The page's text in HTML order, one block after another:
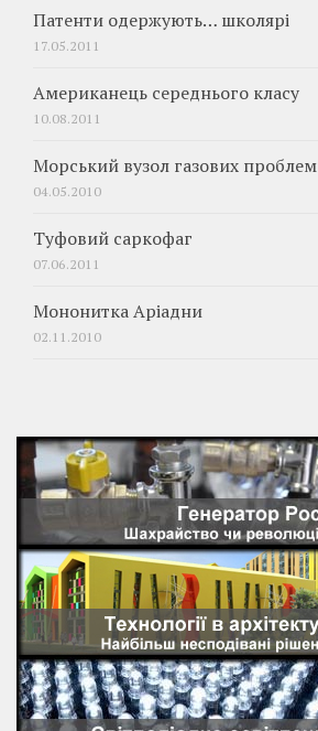
Патенти одержують… школярі
17.05.2011
Американець середнього класу
10.08.2011
Морський вузол газових проблем
04.05.2010
Туфовий саркофаг
07.06.2011
Мононитка Аріадни
02.11.2010